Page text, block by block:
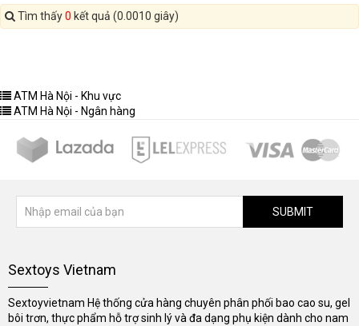
Tìm thấy0 kết quả (0.0010 giây)
ATM Hà Nội - Khu vực
ATM Hà Nội - Ngân hàng
SUBMIT
Sextoys Vietnam
Sextoyvietnam Hệ thống cửa hàng chuyên phân phối bao cao su, gel
bôi trơn, thực phẩm hỗ trợ sinh lý và đa dạng phụ kiện dành cho nam